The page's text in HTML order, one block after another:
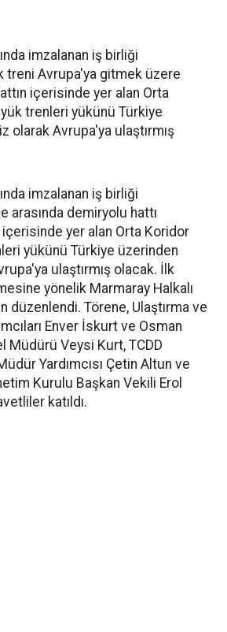
imzalanan iş birliği
treni Avrupa'ya gitmek üzere
içerisinde yer alan Orta
trenleri yükünü Türkiye
olarak Avrupa'ya ulaştırmış
imzalanan iş birliği
arasında demiryolu hattı
yer alan Orta Koridor
yükünü Türkiye üzerinden
ulaştırmış olacak. İlk
yönelik Marmaray Halkalı
düzenlendi. Törene, Ulaştırma ve
Enver İskurt ve Osman
Müdürü Veysi Kurt, TCDD
Yardımcısı Çetin Altun ve
Kurulu Başkan Vekili Erol
katıldı.